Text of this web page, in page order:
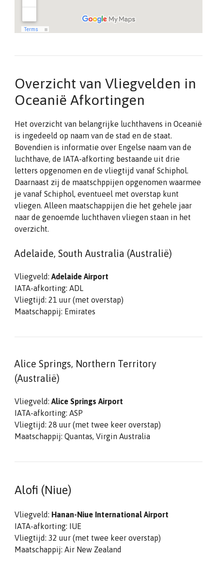
Overzicht van Vliegvelden in
Oceanië Afkortingen
Het overzicht van belangrijke luchthavens in Oceanië
is ingedeeld op naam van de stad en de staat.
Bovendien is informatie over Engelse naam van de
luchthave, de IATA-afkorting bestaande uit drie
letters opgenomen en de vliegtijd vanaf Schiphol.
Daarnaast zij de maatschppijen opgenomen waarmee
je vanaf Schiphol, eventueel met overstap kunt
vliegen. Alleen maatschappijen die het gehele jaar
naar de genoemde luchthaven vliegen staan in het
overzicht.
Adelaide, South Australia (Australië)
Vliegveld: Adelaide Airport
IATA-afkorting: ADL
Vliegtijd: 21 uur (met overstap)
Maatschappij: Emirates
Alice Springs, Northern Territory
(Australië)
Vliegveld: Alice Springs Airport
IATA-afkorting: ASP
Vliegtijd: 28 uur (met twee keer overstap)
Maatschappij: Quantas, Virgin Australia
Alofi (Niue)
Vliegveld: Hanan-Niue International Airport
IATA-afkorting: IUE
Vliegtijd: 32 uur (met twee keer overstap)
Maatschappij: Air New Zealand